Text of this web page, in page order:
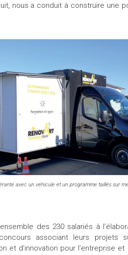
nous a conduit à construire une
avec un véhicule et un programme taillés sur
des 230 salariés à
associant leurs projets
et d’innovation pour l’entreprise